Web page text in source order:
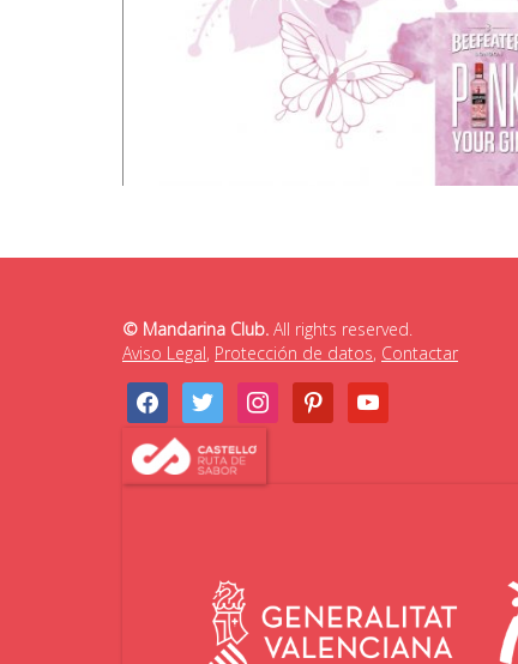
© Mandarina Club. All rights reserved.
Aviso Legal, Protección de datos, Contactar
facebooktwitter instagrampinterestyoutube